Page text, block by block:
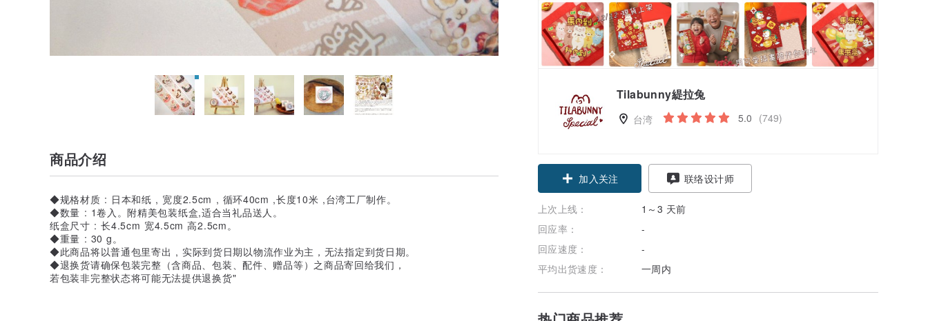
Tilabunny緹拉兔
台湾 5.0 (749)
加入关注 联络设计师
上次上线：
1～3 天前
回应率：
-
回应速度：
-
平均出货速度：
一周内
商品介绍
◆规格材质 : 日本和纸 , 宽度2.5cm , 循环40cm ,长度10米 ,台湾工厂制作。
◆数量 : 1卷入。附精美包装纸盒,适合当礼品送人。
纸盒尺寸 : 长4.5cm 宽4.5cm 高2.5cm。
◆重量 : 30 g。
◆此商品将以普通包里寄出 , 实际到货日期以物流作业为主，无法指定到货日期。
◆退换货请确保包装完整（含商品、包装、配件、赠品等）之商品寄回给我们，
若包装非完整状态将可能无法提供退换货"